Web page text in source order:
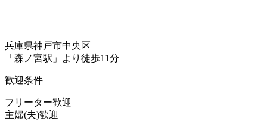
兵庫県神戸市中央区
「森ノ宮駅」より徒歩11分
歓迎条件
フリーター歓迎
主婦(夫)歓迎